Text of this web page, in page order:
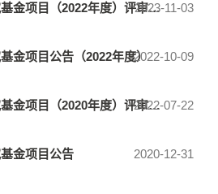
2023-11-03
希思科—恒瑞肿瘤研究基金项目（2022年度）评审结果公告
2022-10-09
金项目公告（2022年度）
2022-07-22
希思科—恒瑞肿瘤研究基金项目（2020年度）评审结果公告
2020-12-31
金项目公告